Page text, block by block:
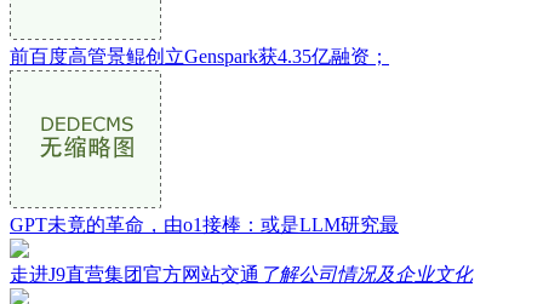
前百度高管景鲲创立Genspark获4.35亿融资；
GPT未竟的革命，由o1接棒：或是LLM研究最
走进J9直营集团官方网站交通 了解公司情况及企业文化